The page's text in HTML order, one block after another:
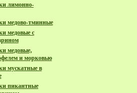
лимонно-
медово-тминные
медовые с
медовые,
и морковью
мускатные в
пикантные